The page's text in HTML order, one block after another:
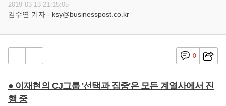
2019-03-13 21:15:05
김수연 기자 - ksy@businesspost.co.kr
0
● 이재현의 CJ그룹 '선택과 집중'은 모든 계열사에서 진
행 중